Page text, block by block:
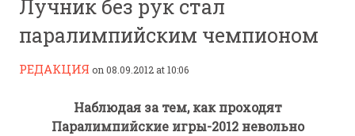
Лучник без рук стал
паралимпийским чемпионом
РЕДАКЦИЯ on 08.09.2012 at 10:06
Наблюдая за тем, как проходят
Паралимпийские игры-2012 невольно